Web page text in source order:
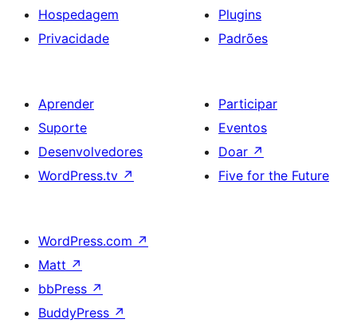
Hospedagem
Privacidade
Plugins
Padrões
Aprender
Suporte
Desenvolvedores
WordPress.tv ↗
Participar
Eventos
Doar ↗
Five for the Future
WordPress.com ↗
Matt ↗
bbPress ↗
BuddyPress ↗